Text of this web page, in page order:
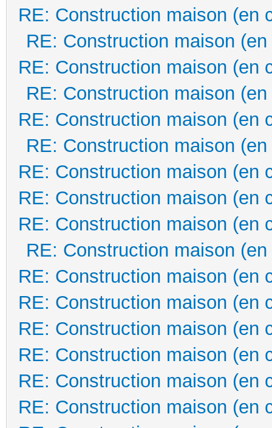
RE: Construction maison (en
RE: Construction maison
RE: Construction maison (en
RE: Construction maison
RE: Construction maison (en
RE: Construction maison
RE: Construction maison (en
RE: Construction maison (en
RE: Construction maison (en
RE: Construction maison
RE: Construction maison (en
RE: Construction maison (en
RE: Construction maison (en
RE: Construction maison (en
RE: Construction maison (en
RE: Construction maison (en